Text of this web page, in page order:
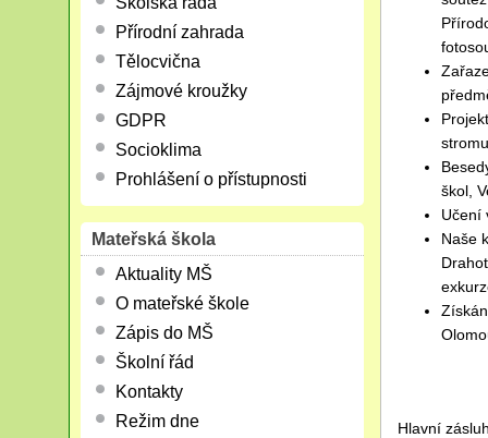
škol,
Učení
Naše
Hlavní
Přírodní zahrada
Tělocvična
Zájmové kroužky
GDPR
Socioklima
Prohlášení o přístupnosti
Mateřská škola
Aktuality MŠ
O mateřské škole
Zápis do MŠ
Školní řád
Kontakty
Režim dne